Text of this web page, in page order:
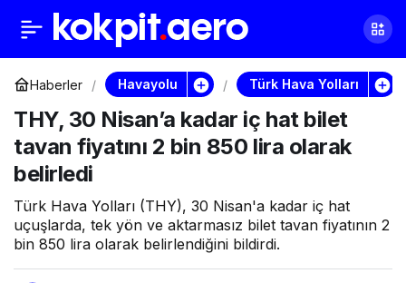
Haberler Havayolu Türk Hava Yolları
THY, 30 Nisan’a kadar iç hat bilet
tavan fiyatını 2 bin 850 lira olarak
belirledi
Türk Hava Yolları (THY), 30 Nisan'a kadar iç hat
uçuşlarda, tek yön ve aktarmasız bilet tavan fiyatının 2
bin 850 lira olarak belirlendiğini bildirdi.
THY’den
Kahramanmaraş’a
turizm desteği: Tam 4
milyon dolar
Paylaş